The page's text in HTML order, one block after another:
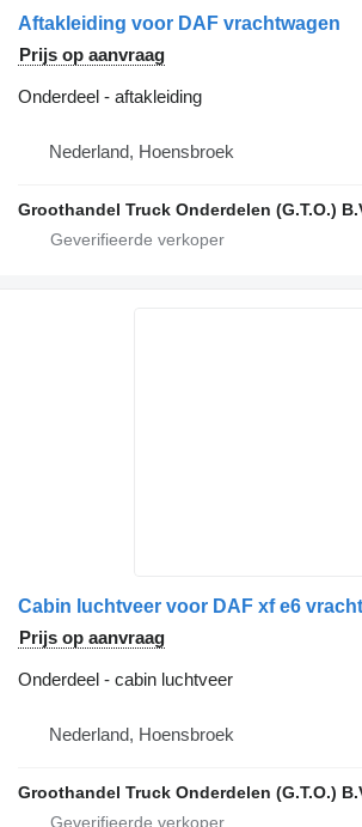
Aftakleiding voor DAF vrachtwagen
Prijs op aanvraag
Onderdeel - aftakleiding
Nederland, Hoensbroek
Groothandel Truck Onderdelen (G.T.O.)
Cabin luchtveer voor DAF xf e6
Prijs op aanvraag
Onderdeel - cabin luchtveer
Nederland, Hoensbroek
Groothandel Truck Onderdelen (G.T.O.)